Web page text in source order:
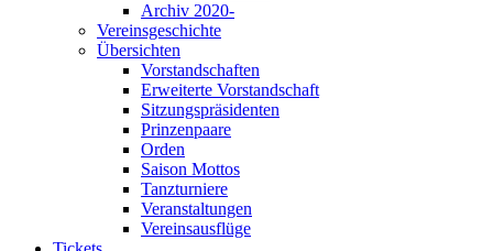
Archiv 2020-
Vereinsgeschichte
Übersichten
Vorstandschaften
Erweiterte Vorstandschaft
Sitzungspräsidenten
Prinzenpaare
Orden
Saison Mottos
Tanzturniere
Veranstaltungen
Vereinsausflüge